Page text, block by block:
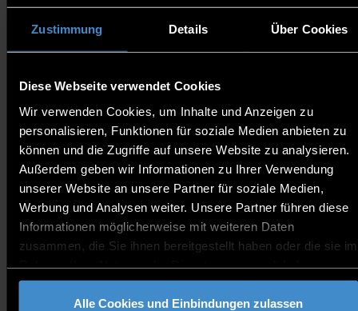
Zustimmung Details Über Cookies
Diese Webseite verwendet Cookies
Wir verwenden Cookies, um Inhalte und Anzeigen zu
personalisieren, Funktionen für soziale Medien anbieten zu
können und die Zugriffe auf unsere Website zu analysieren.
Außerdem geben wir Informationen zu Ihrer Verwendung
unserer Website an unsere Partner für soziale Medien,
Werbung und Analysen weiter. Unsere Partner führen diese
Informationen möglicherweise mit weiteren Daten
zusammen, die Sie ihnen bereitgestellt haben oder die sie im
Alle Cookies und Einbindungen zulassen
Bewerbung
Modulhandbuch
Qualifikationsziele
Vorlesungspläne
Prüfungspläne
Anträge und Organisatorisches
Veranstaltungen
Jedes Jahr im Sommersemester finden
einige Informationsabende zur Vorstellung
des Studiengangs, den Inhalten des
Studiums, Berufsperspektiven und zur
Bewerbung für Interessierte statt. Die
Termine und weitere Hinweise findest du
in unserem Veranstaltungskalender.